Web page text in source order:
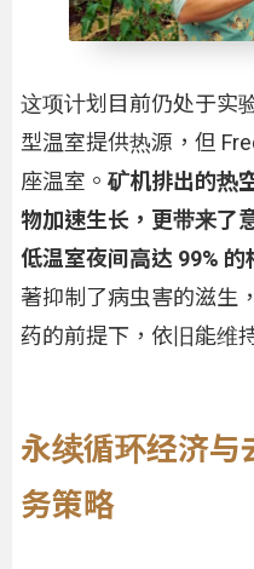
这项计划目前仍处于实
型温室提供热源，但
座温室。矿机排出的热
物加速生长，更带来了
低温室夜间高达 99% 的
著抑制了病虫害的滋生
药的前提下，依旧能维
永续循环经济
务策略